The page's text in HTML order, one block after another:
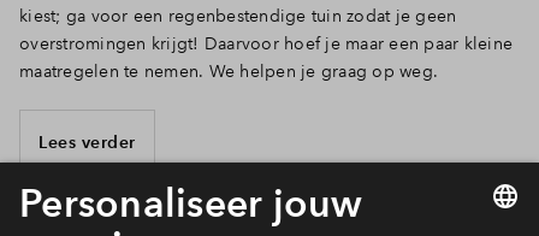
kiest; ga voor een regenbestendige tuin zodat je geen
overstromingen krijgt! Daarvoor hoef je maar een paar kleine
maatregelen te nemen. We helpen je graag op weg.
Lees verder